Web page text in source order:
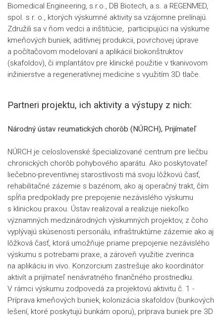
Biomedical Engineering, s.r.o., DB Biotech, a.s. a REGENMED,
spol. s r. o., ktorých výskumné aktivity sa vzájomne prelínajú.
Združili sa v ňom vedci a inštitúcie, participujúci na výskume
kmeňových buniek, aditívnej produkcii, povrchovej úprave
a počítačovom modelovaní a aplikácií biokonštruktov
(skafoldov), či implantátov pre klinické použitie v tkanivovom
inžinierstve a regeneratívnej medicíne s využitím 3D tlače.
Partneri projektu, ich aktivity a výstupy z nich:
Národný ústav reumatických chorôb (NÚRCH), Prijímateľ
NÚRCH je celoslovenské špecializované centrum pre liečbu
chronických chorôb pohybového aparátu. Ako poskytovateľ
liečebno-preventívnej starostlivosti má svoju lôžkovú časť,
rehabilitačné zázemie s bazénom, ako aj operačný trakt, čím
spĺňa predpoklady pre prepojenie nezávislého výskumu
s klinickou praxou. Ústav realizoval a realizuje niekoľko
významných medzinárodných výskumných projektov, z čoho
vyplývajú skúsenosti personálu, infraštruktúrne zázemie ako aj
lôžková časť, ktorá umožňuje priame prepojenie nezávislého
výskumu s potrebami praxe, a zároveň využitie zverinca
na aplikáciu in vivo. Konzorcium zastrešuje ako koordinátor
aktivít a prijímateľ nenávratného finančného prostriedku.
V rámci výskumu zodpovedá za projektovú aktivitu č. 1 -
Príprava kmeňových buniek, kolonizácia skafoldov (bunkových
lešení, ktoré poskytujú bunkám oporu), príprava buniek pre 3D